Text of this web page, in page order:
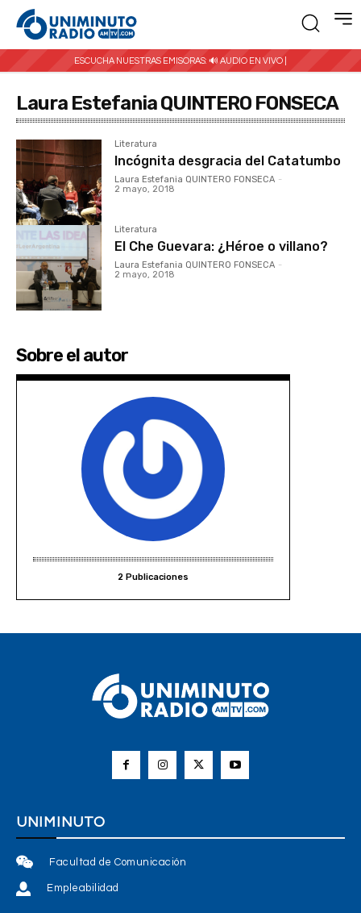
ESCUCHA NUESTRAS EMISORAS: 🔊 AUDIO EN VIVO |
Laura Estefania QUINTERO FONSECA
Literatura
Incógnita desgracia del Catatumbo
Laura Estefania QUINTERO FONSECA -
2 mayo, 2018
Literatura
El Che Guevara: ¿Héroe o villano?
Laura Estefania QUINTERO FONSECA -
2 mayo, 2018
Sobre el autor
2 Publicaciones
UNIMINUTO
Facultad de Comunicación
Empleabilidad